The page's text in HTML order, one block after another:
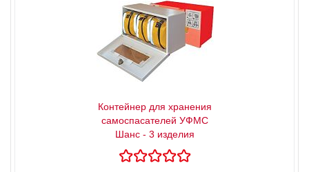
Контейнер для хранения
самоспасателей УФМС
Шанс - 3 изделия